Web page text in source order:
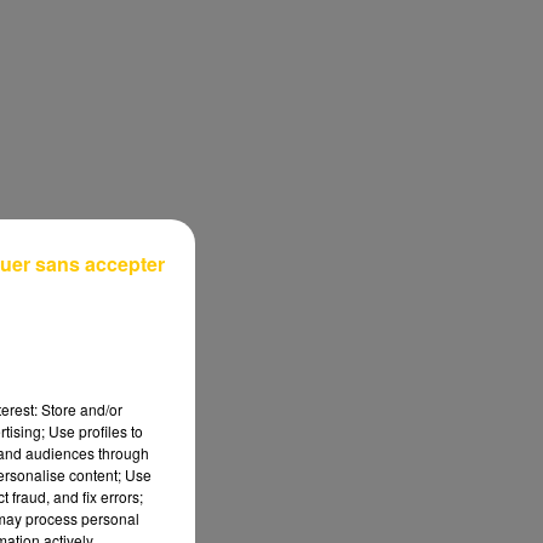
Store and/or
Use profiles to
audiences through
content; Use
fraud, and fix errors;
process personal
sans accepter